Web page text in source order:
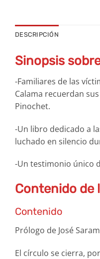
DESCRIPCIÓN
Sinopsis
-Familiares de las
Calama recuerdan
Pinochet.
-Un libro dedicado a
luchado en silencio
-Un testimonio único
Contenido de
Contenido
Prólogo de José
El círculo se cierra,